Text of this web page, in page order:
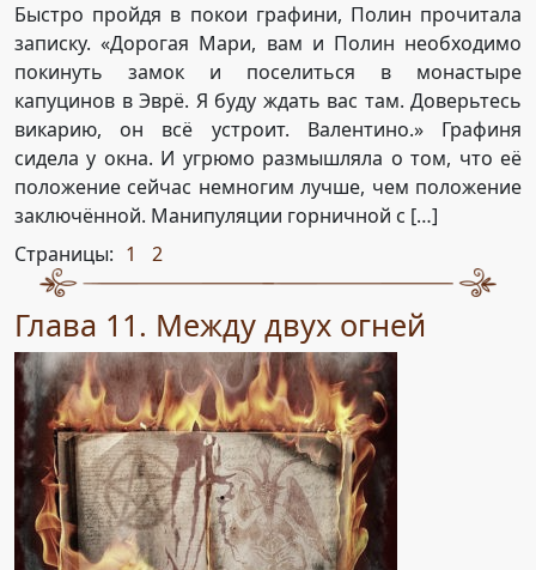
Быстро пройдя в покои графини, Полин прочитала
записку. «Дорогая Мари, вам и Полин необходимо
покинуть замок и поселиться в монастыре
капуцинов в Эврё. Я буду ждать вас там. Доверьтесь
викарию, он всё устроит. Валентино.» Графиня
сидела у окна. И угрюмо размышляла о том, что её
положение сейчас немногим лучше, чем положение
заключённой. Манипуляции горничной с […]
Страницы: 1 2
Глава 11. Между двух огней